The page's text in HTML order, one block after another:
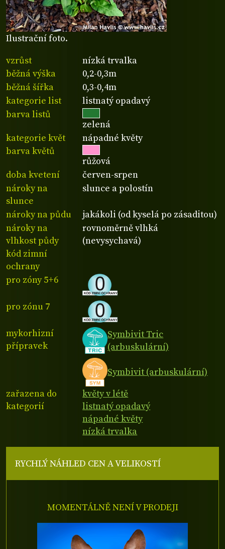
Ilustrační foto.
vzrůst
nízká trvalka
běžná výška
0,2-0,3m
běžná šířka
0,3-0,4m
kategorie list
listnatý opadavý
barva listů
zelená
kategorie květ
nápadné květy
barva květů
růžová
doba kvetení
červen-srpen
nároky na
slunce
slunce a polostín
nároky na půdu
jakákoli (od kyselá po zásaditou)
nároky na
vlhkost půdy
rovnoměrně vlhká
(nevysychavá)
kód zimní
ochrany
pro zóny 5+6
pro zónu 7
mykorhizní
přípravek
Symbivit Tric
(arbuskulární)
Symbivit (arbuskulární)
zařazena do
kategorií
květy v létě
listnatý opadavý
nápadné květy
nízká trvalka
RYCHLÝ NÁHLED CEN A VELIKOSTÍ
MOMENTÁLNĚ NENÍ V PRODEJI